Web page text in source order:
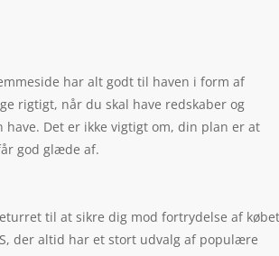
har alt godt til haven i form af
rigtigt, når du skal have redskaber og
Det er ikke vigtigt om, din plan er at
god glæde af.
til at sikre dig mod fortrydelse af købet
der altid har et stort udvalg af populære